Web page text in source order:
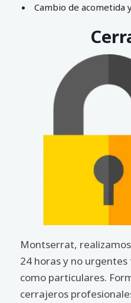
Cambio de acometida
Montserrat,
24 horas y no
como particulares.
cerrajeros